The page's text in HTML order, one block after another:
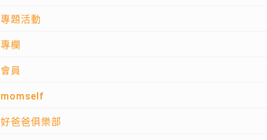
專題活動
專欄
會員
momself
好爸爸俱樂部